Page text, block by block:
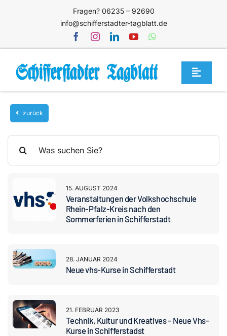
Fragen? 06235 – 92690
info@schifferstadter-tagblatt.de
Toggle
Mediathek
Jetzt abonnieren
zurück
nach:
15. AUGUST 2024
Veranstaltungen der Volkshochschule
Rhein-Pfalz-Kreis nach den
Sommerferien in Schifferstadt
28. JANUAR 2024
Neue vhs-Kurse in Schifferstadt
21. FEBRUAR 2023
Technik, Kultur und Kreatives – Neue Vhs-
Kurse in Schifferstadst